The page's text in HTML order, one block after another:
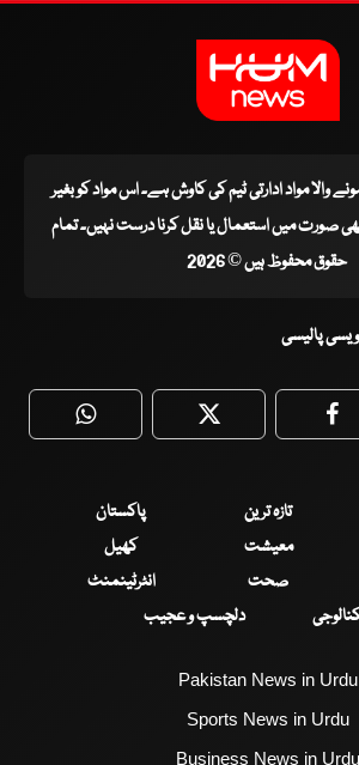
والا مواد ادارتی ٹیم کی کاوش ہے۔ اس مواد کو بغیر
صورت میں استعمال یا نقل کرنا درست نہیں۔ تمام
حقوق محفوظ ہیں © 2026
پالیسی
WhatsApp Twitter
تازہ ترین
پاکستان
معیشت
کھیل
صحت
انٹرٹینمنٹ
دلچسپ و عجیب
Pakistan News in Urdu
Sports News in Urdu
Business News in Urdu